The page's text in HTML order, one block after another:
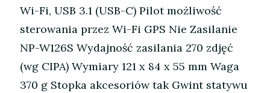
Wi-Fi, USB 3.1 (USB-C) Pilot możliwość
sterowania przez Wi-Fi GPS Nie Zasilanie
NP-W126S Wydajność zasilania 270 zdjęć
(wg CIPA) Wymiary 121 x 84 x 55 mm Waga
370 g Stopka akcesoriów tak Gwint statywu